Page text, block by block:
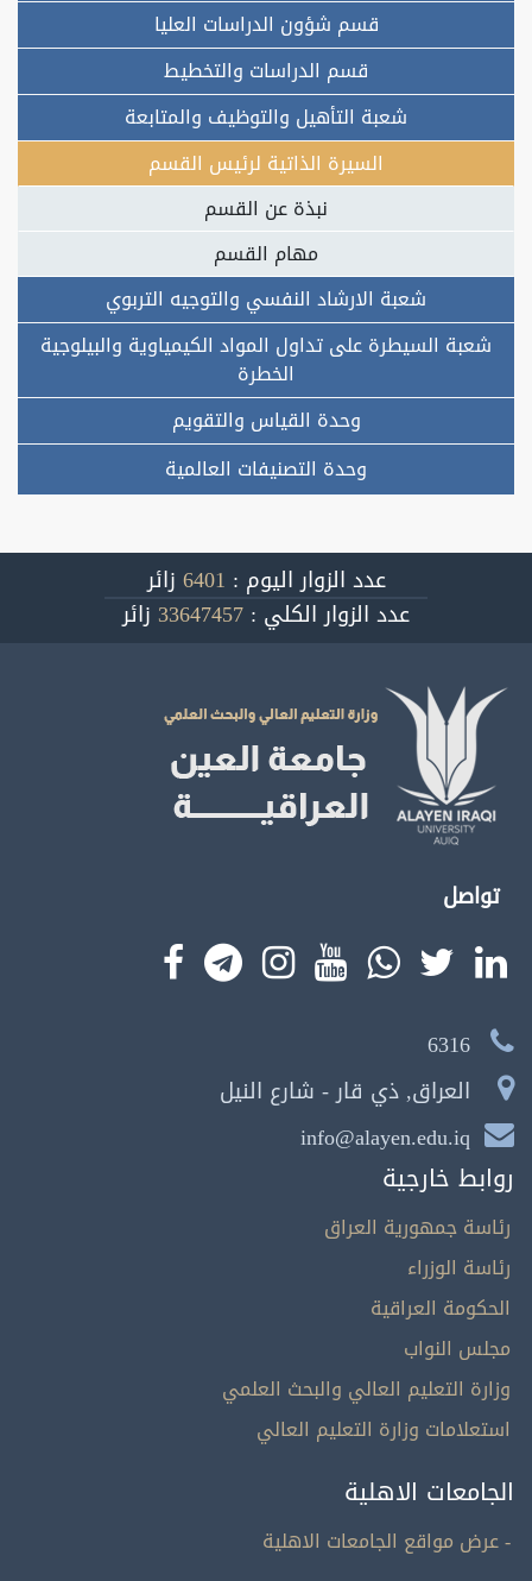
قسم شؤون الدراسات العليا
قسم الدراسات والتخطيط
شعبة التأهيل والتوظيف والمتابعة
السيرة الذاتية لرئيس القسم
نبذة عن القسم
مهام القسم
شعبة الارشاد النفسي والتوجيه التربوي
شعبة السيطرة على تداول المواد الكيمياوية والبيلوجية
الخطرة
وحدة القياس والتقويم
وحدة التصنيفات العالمية
عدد الزوار اليوم : 6401 زائر
عدد الزوار الكلي : 33647457 زائر
تواصل
6316
العراق, ذي قار - شارع النيل
info@alayen.edu.iq
روابط خارجية
رئاسة جمهورية العراق
رئاسة الوزراء
الحكومة العراقية
مجلس النواب
وزارة التعليم العالي والبحث العلمي
استعلامات وزارة التعليم العالي
الجامعات الاهلية
- عرض مواقع الجامعات الاهلية